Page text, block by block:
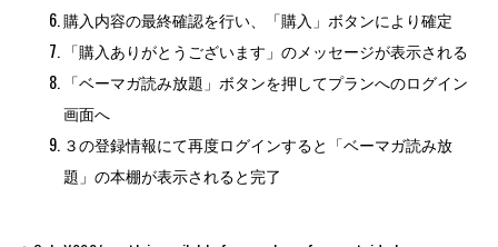
画面へ
３の登録情報にて再度ログインすると「ベーマガ読み放
題」の本棚が表示されると完了
＊Only ¥990/month is available for purchase from outside Japan